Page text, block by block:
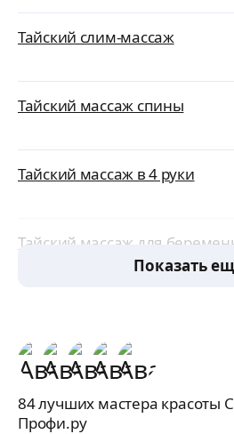
Тайский слим-массаж
Тайский массаж спины
Тайский массаж в 4 руки
Тайский массаж для
Показать
84 лучших мастера красоты
Профи.ру